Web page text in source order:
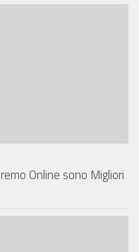
Online sono Migliori